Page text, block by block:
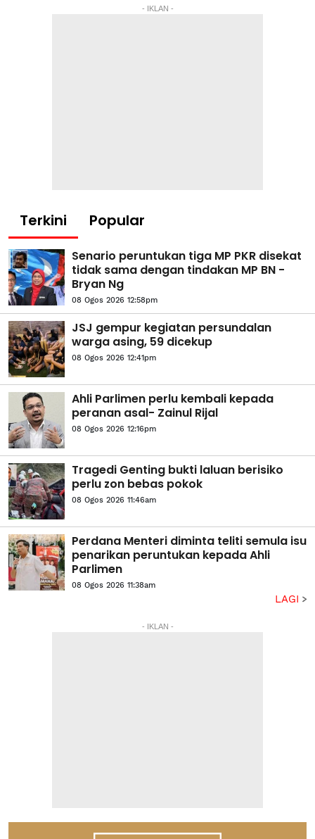
- IKLAN -
Terkini Popular
Senario peruntukan tiga MP PKR disekat
tidak sama dengan tindakan MP BN -
Bryan Ng
08 Ogos 2026 12:58pm
JSJ gempur kegiatan persundalan
warga asing, 59 dicekup
08 Ogos 2026 12:41pm
Ahli Parlimen perlu kembali kepada
peranan asal- Zainul Rijal
08 Ogos 2026 12:16pm
Tragedi Genting bukti laluan berisiko
perlu zon bebas pokok
08 Ogos 2026 11:46am
Perdana Menteri diminta teliti semula isu
penarikan peruntukan kepada Ahli
Parlimen
08 Ogos 2026 11:38am
LAGI
- IKLAN -